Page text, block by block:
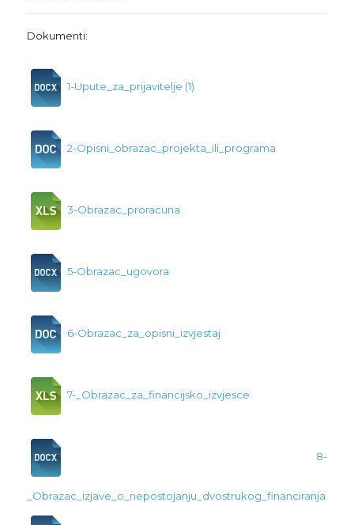
Dokumenti:
1-Upute_za_prijavitelje (1)
2-Opisni_obrazac_projekta_ili_programa
3-Obrazac_proracuna
5-Obrazac_ugovora
6-Obrazac_za_opisni_izvjestaj
7-_Obrazac_za_financijsko_izvjesce
8-
_Obrazac_izjave_o_nepostojanju_dvostrukog_financiranja